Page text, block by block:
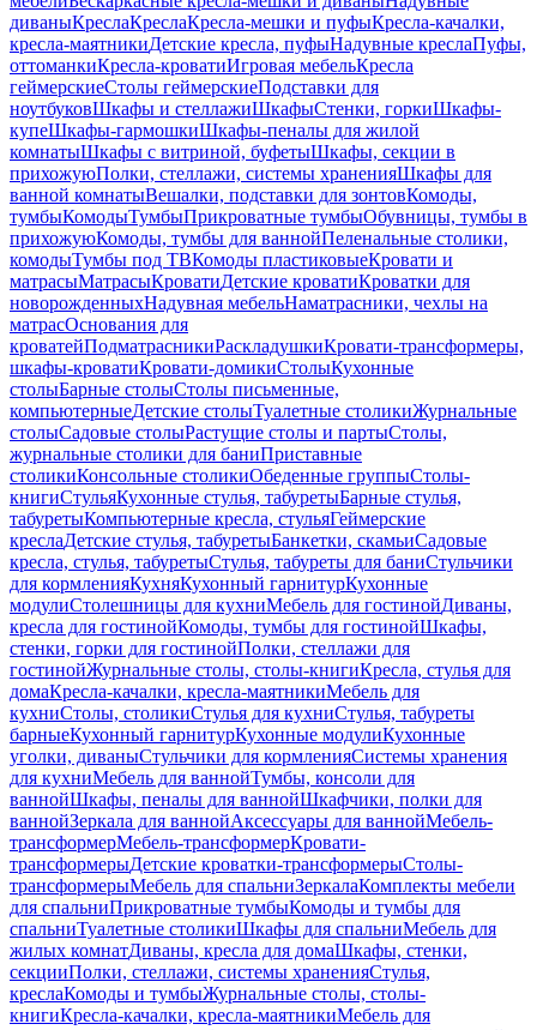
диваныКреслаКреслаКресла-мешки и пуфыКресла-качалки,
кресла-маятникиДетские кресла, пуфыНадувные креслаПуфы,
оттоманкиКресла-кроватиИгровая мебельКресла
геймерскиеСтолы геймерскиеПодставки для
ноутбуковШкафы и стеллажиШкафыСтенки, горкиШкафы-
купеШкафы-гармошкиШкафы-пеналы для жилой
комнатыШкафы с витриной, буфетыШкафы, секции в
прихожуюПолки, стеллажи, системы храненияШкафы для
ванной комнатыВешалки, подставки для зонтовКомоды,
тумбыКомодыТумбыПрикроватные тумбыОбувницы, тумбы в
прихожуюКомоды, тумбы для ваннойПеленальные столики,
комодыТумбы под ТВКомоды пластиковыеКровати и
матрасыМатрасыКроватиДетские кроватиКроватки для
новорожденныхНадувная мебельНаматрасники, чехлы на
матрасОснования для
кроватейПодматрасникиРаскладушкиКровати-трансформеры,
шкафы-кроватиКровати-домикиСтолыКухонные
столыБарные столыСтолы письменные,
компьютерныеДетские столыТуалетные столикиЖурнальные
столыСадовые столыРастущие столы и партыСтолы,
журнальные столики для баниПриставные
столикиКонсольные столикиОбеденные группыСтолы-
книгиСтульяКухонные стулья, табуретыБарные стулья,
табуретыКомпьютерные кресла, стульяГеймерские
креслаДетские стулья, табуретыБанкетки, скамьиСадовые
кресла, стулья, табуретыСтулья, табуреты для баниСтульчики
для кормленияКухняКухонный гарнитурКухонные
модулиСтолешницы для кухниМебель для гостинойДиваны,
кресла для гостинойКомоды, тумбы для гостинойШкафы,
стенки, горки для гостинойПолки, стеллажи для
гостинойЖурнальные столы, столы-книгиКресла, стулья для
домаКресла-качалки, кресла-маятникиМебель для
кухниСтолы, столикиСтулья для кухниСтулья, табуреты
барныеКухонный гарнитурКухонные модулиКухонные
уголки, диваныСтульчики для кормленияСистемы хранения
для кухниМебель для ваннойТумбы, консоли для
ваннойШкафы, пеналы для ваннойШкафчики, полки для
ваннойЗеркала для ваннойАксессуары для ваннойМебель-
трансформерМебель-трансформерКровати-
трансформерыДетские кроватки-трансформерыСтолы-
трансформерыМебель для спальниЗеркалаКомплекты мебели
для спальниПрикроватные тумбыКомоды и тумбы для
спальниТуалетные столикиШкафы для спальниМебель для
жилых комнатДиваны, кресла для домаШкафы, стенки,
секцииПолки, стеллажи, системы храненияСтулья,
креслаКомоды и тумбыЖурнальные столы, столы-
книгиКресла-качалки, кресла-маятникиМебель для